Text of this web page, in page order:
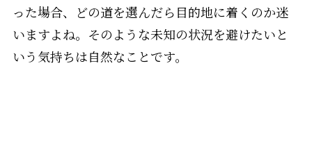
った場合、どの道を選んだら目的地に着くのか迷
いますよね。そのような未知の状況を避けたいと
いう気持ちは自然なことです。